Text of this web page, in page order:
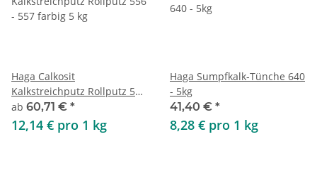
Haga Calkosit
Kalkstreichputz Rollputz 556
- 557 farbig 5 kg
ab 60,71 € *
12,14 € pro 1 kg
Haga Sumpfkalk-Tünche 640
- 5kg
41,40 € *
8,28 € pro 1 kg